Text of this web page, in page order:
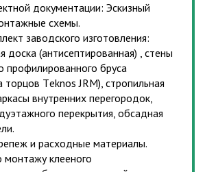
документации: Эскизный
схемы.
заводского изготовления:
доска (антисептированная) , стены
профилированного бруса
торцов Тeknos JRM), стропильная
внутренних перегородок,
перекрытия, обсадная
и расходные материалы.
клееного